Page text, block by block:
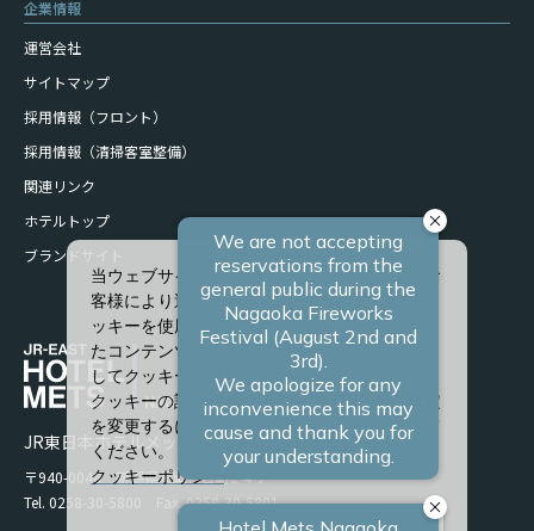
企業情報
運営会社
サイトマップ
採用情報（フロント）
採用情報（清掃客室整備）
関連リンク
ホテルトップ
ブランドサイト
JR東日本ホテルメッツ 長岡
〒940-0048 新潟県長岡市台町2-4-9
Tel. 0258-30-5800 Fax. 0258-30-5801
当ウェブサイトでは、サービスの向上、またお
客様により適したサービスを提供するため、ク
ッキーを使用しています。また、お客様に合っ
たコンテンツや広告を表示させることを目的と
してクッキーを使用する場合があります。
クッキーの詳細や、クッキーの種類ごとに設定
を変更するには、「詳細設定」をクリックして
ください。
クッキーポリシー
すべて許可